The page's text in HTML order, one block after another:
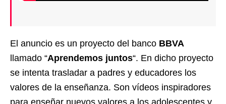
El anuncio es un proyecto del banco BBVA
llamado “Aprendemos juntos“. En dicho proyecto
se intenta trasladar a padres y educadores los
valores de la enseñanza. Son vídeos inspiradores
para enseñar nuevos valores a los adolescentes y